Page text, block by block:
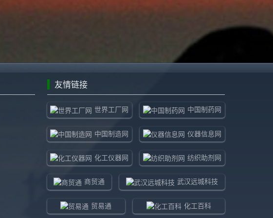
友情链接
世界工厂网 中国制药网
中国制造网 仪器信息网
化工仪器网 纺织助剂网
商贸通 武汉远城科技
贸易通 化工百科